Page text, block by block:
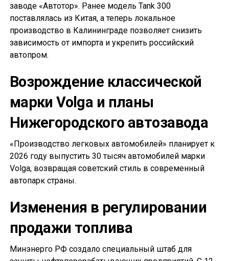
заводе «Автотор». Ранее модель Tank 300
поставлялась из Китая, а теперь локальное
производство в Калининграде позволяет снизить
зависимость от импорта и укрепить российский
автопром.
Возрождение классической
марки Volga и планы
Нижегородского автозавода
«Производство легковых автомобилей» планирует к
2026 году выпустить 30 тысяч автомобилей марки
Volga, возвращая советский стиль в современный
автопарк страны.
Изменения в регулировании
продажи топлива
Минэнерго РФ создало специальный штаб для